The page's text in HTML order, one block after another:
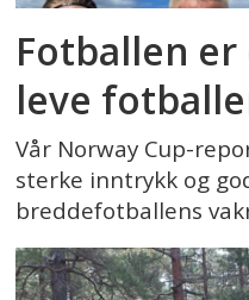
Fotballen
leve
Vår Norway Cup-
sterke inntrykk og
breddefotballens